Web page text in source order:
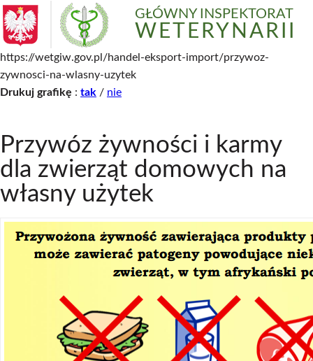
GŁÓWNY INSPEKTORAT
WETERYNARII
https://wetgiw.gov.pl/handel-eksport-import/przywoz-
zywnosci-na-wlasny-uzytek
Drukuj grafikę : tak / nie
Przywóz żywności i karmy
dla zwierząt domowych na
własny użytek